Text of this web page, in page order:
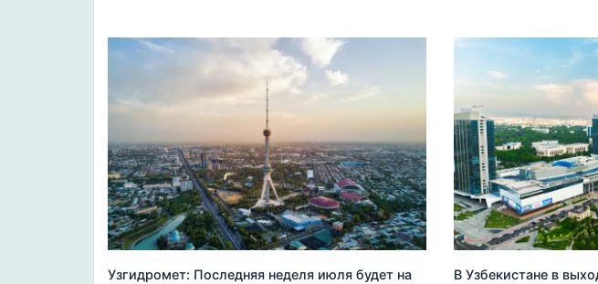
Узгидромет: Последняя неделя июля будет на
В Узбекистане в